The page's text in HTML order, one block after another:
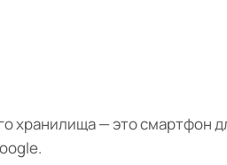
хранилища — это смартфон